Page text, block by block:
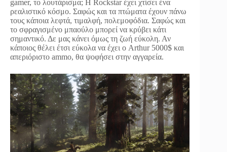
gamer, το λουτάρισμα; Η Rockstar έχει χτίσει ένα
ρεαλιστικό κόσμο. Σαφώς και τα πτώματα έχουν πάνω
τους κάποια λεφτά, τιμαλφή, πολεμοφόδια. Σαφώς και
το σφραγισμένο μπαούλο μπορεί να κρύβει κάτι
σημαντικό. Δε μας κάνει όμως τη ζωή εύκολη. Αν
κάποιος θέλει έτσι εύκολα να έχει ο Arthur 5000$ και
απεριόριστο ammo, θα ψοφήσει στην αγγαρεία.